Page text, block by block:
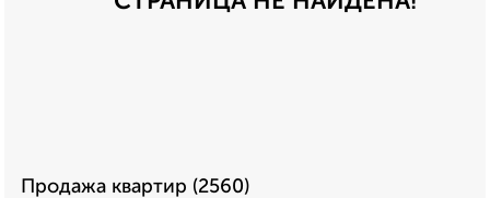
Продажа квартир (2560)